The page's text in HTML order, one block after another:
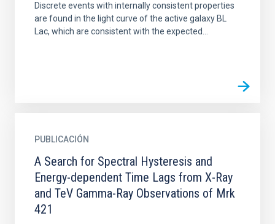
Discrete events with internally consistent properties
are found in the light curve of the active galaxy BL
Lac, which are consistent with the expected...
PUBLICACIÓN
A Search for Spectral Hysteresis and
Energy-dependent Time Lags from X-Ray
and TeV Gamma-Ray Observations of Mrk
421